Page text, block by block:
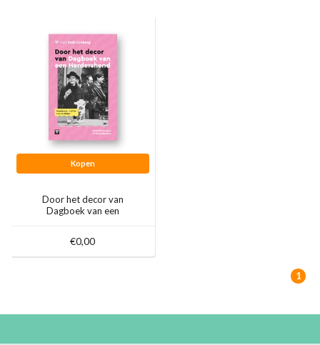
Streekpakketten
Kerstpakketten
Ansichtkaarten
Kopen
Door het decor van
Dagboek van een
€0,00
1